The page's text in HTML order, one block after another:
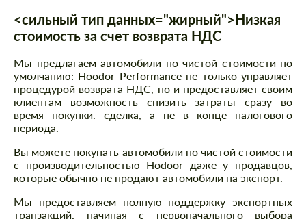
<сильный тип данных="жирный">Низкая
стоимость за счет возврата НДС
Мы предлагаем автомобили по чистой стоимости по
умолчанию: Hoodor Performance не только управляет
процедурой возврата НДС, но и предоставляет своим
клиентам возможность снизить затраты сразу во
время покупки. сделка, а не в конце налогового
периода.
Вы можете покупать автомобили по чистой стоимости
с производительностью Hodoor даже у продавцов,
которые обычно не продают автомобили на экспорт.
Мы предоставляем полную поддержку экспортных
транзакций, начиная с первоначального выбора